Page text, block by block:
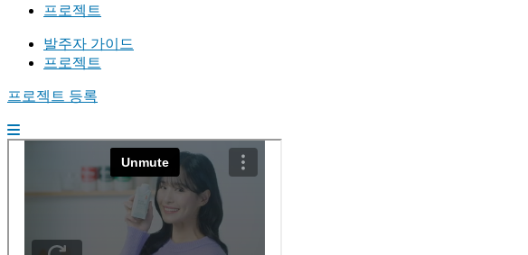
프로젝트
발주자 가이드
프로젝트
프로젝트 등록